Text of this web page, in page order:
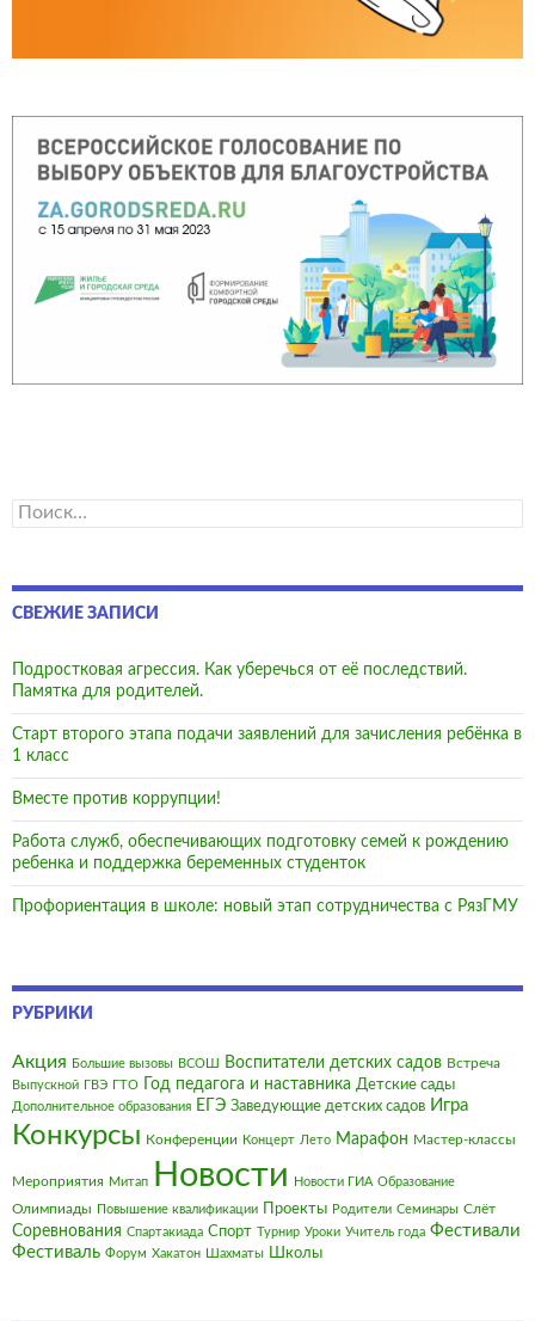
Найти:
СВЕЖИЕ ЗАПИСИ
Подростковая агрессия. Как уберечься от её последствий.
Памятка для родителей.
Старт второго этапа подачи заявлений для зачисления ребёнка в
1 класс
Вместе против коррупции!
Работа служб, обеспечивающих подготовку семей к рождению
ребенка и поддержка беременных студенток
Профориентация в школе: новый этап сотрудничества с РязГМУ
РУБРИКИ
Акция Большие вызовы ВСОШ Воспитатели детских садов Встреча
Выпускной ГВЭ ГТО Год педагога и наставника Детские сады
Дополнительное образования ЕГЭ Заведующие детских садов Игра
Конкурсы Конференции Концерт Лето Марафон Мастер-классы
Мероприятия Митап Новости Новости ГИА Образование
Олимпиады Повышение квалификации Проекты Родители Семинары Слёт
Соревнования Спартакиада Спорт Турнир Уроки Учитель года Фестивали
Фестиваль Форум Хакатон Шахматы Школы